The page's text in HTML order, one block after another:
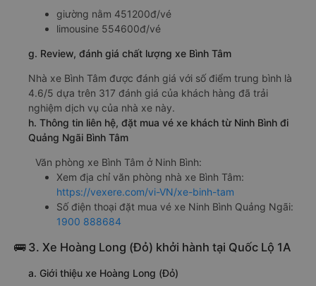
giường nằm 451200đ/vé
limousine 554600đ/vé
g. Review, đánh giá chất lượng xe Bình Tâm
Nhà xe Bình Tâm được đánh giá với số điểm trung bình là
4.6/5 dựa trên 317 đánh giá của khách hàng đã trải
nghiệm dịch vụ của nhà xe này.
h. Thông tin liên hệ, đặt mua vé xe khách từ Ninh Bình đi
Quảng Ngãi Bình Tâm
Văn phòng xe Bình Tâm ở Ninh Bình:
Xem địa chỉ văn phòng nhà xe Bình Tâm:
https://vexere.com/vi-VN/xe-binh-tam
Số điện thoại đặt mua vé xe Ninh Bình Quảng Ngãi:
1900 888684
🚌 3. Xe Hoàng Long (Đỏ) khởi hành tại Quốc Lộ 1A
a. Giới thiệu xe Hoàng Long (Đỏ)